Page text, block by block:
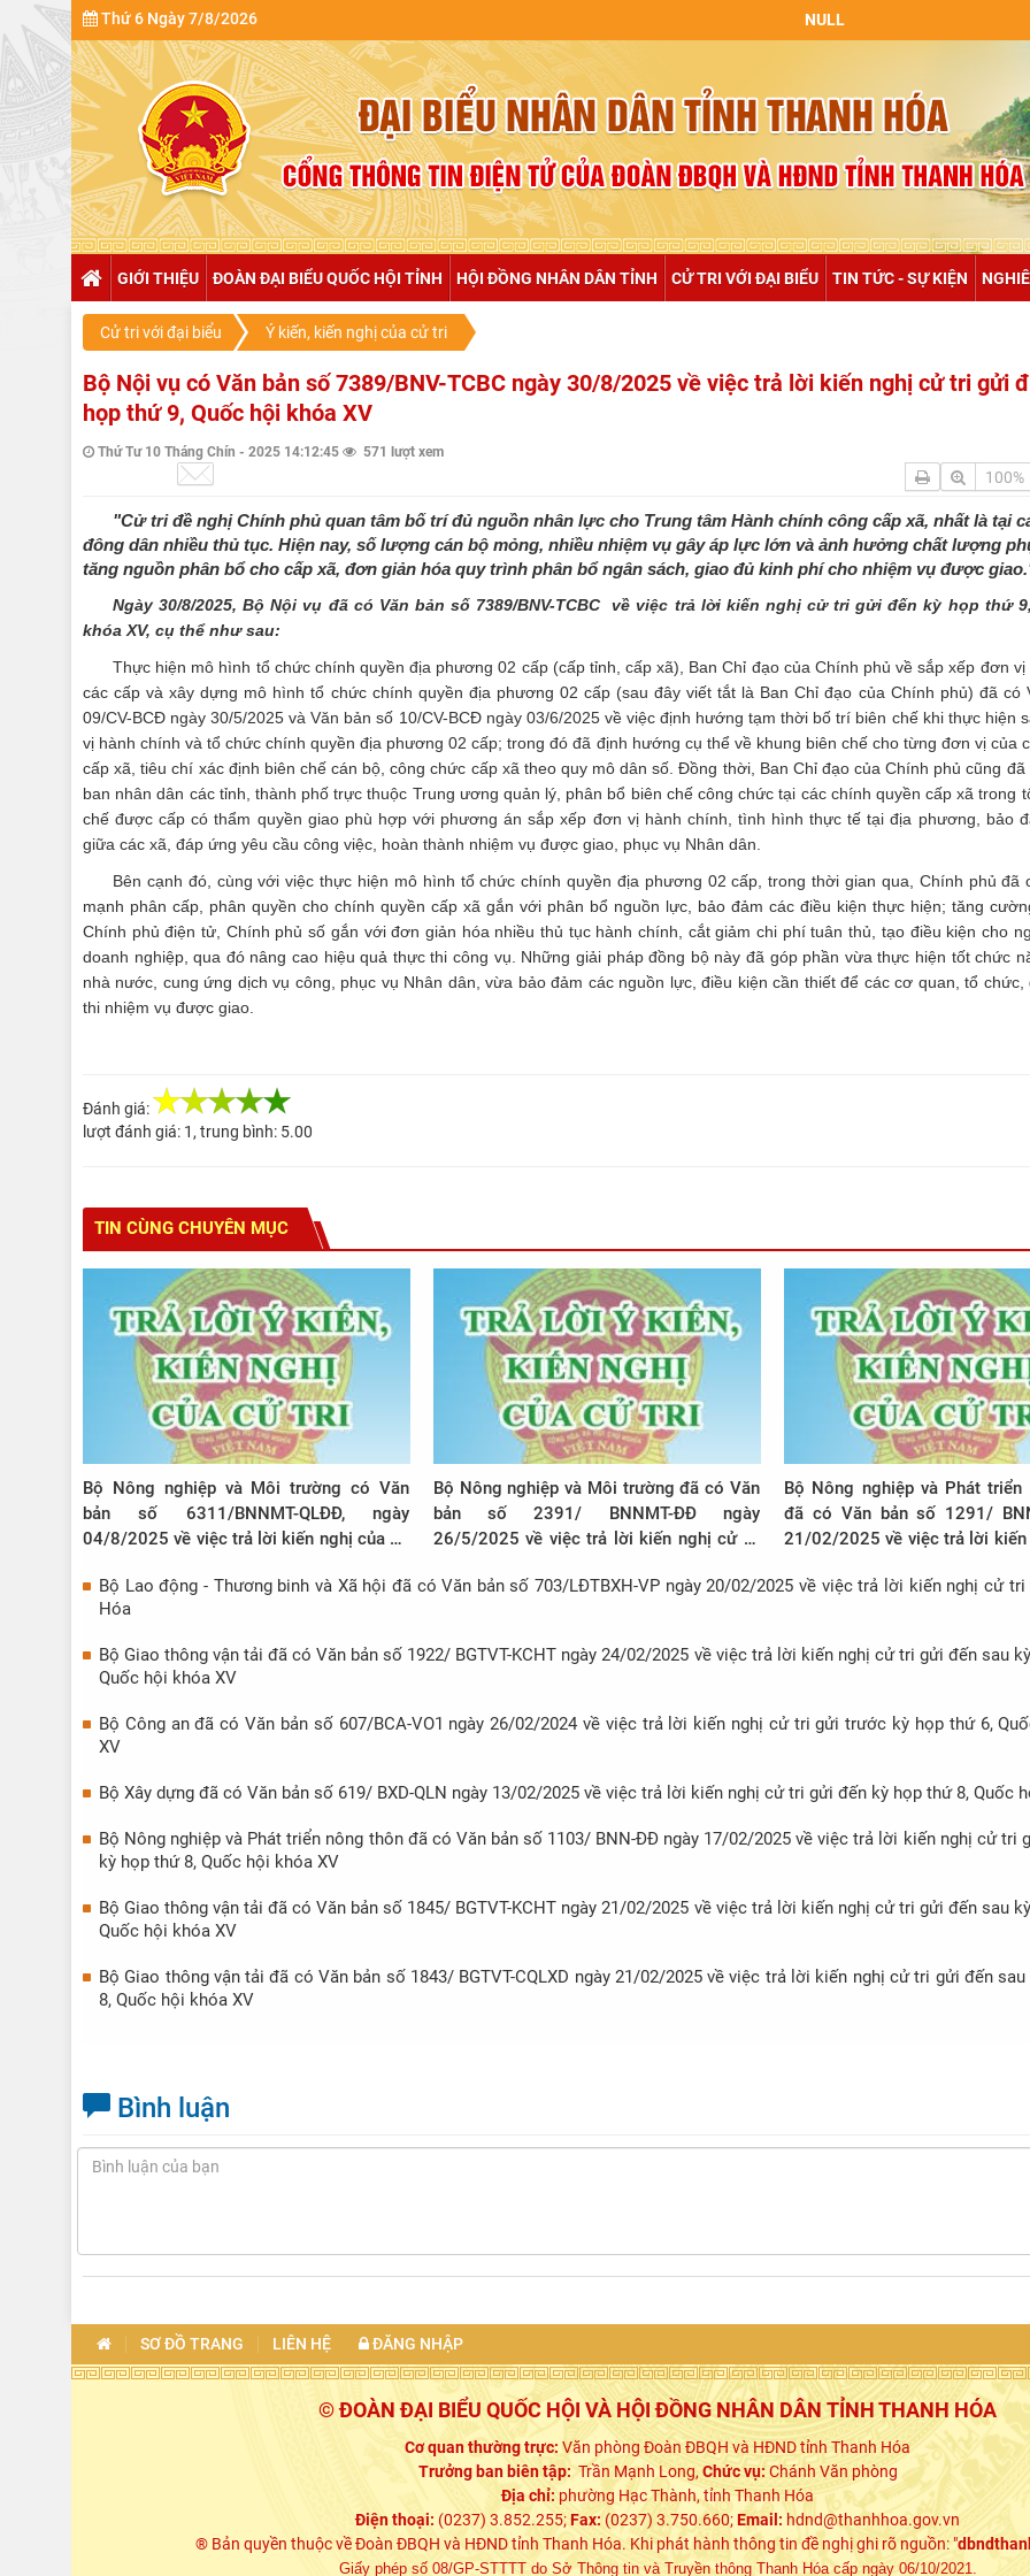
Thứ 6 Ngày 7/8/2026
GIỚI THIỆU ĐOÀN ĐẠI BIỂU QUỐC HỘI TỈNH HỘI ĐỒNG NHÂN DÂN TỈNH CỬ TRI VỚI ĐẠI BIỂU TIN TỨC - SỰ KIỆN
Cử tri với đại biểu Ý kiến, kiến nghị của cử tri
Bộ Nội vụ có Văn bản số 7389/BNV-TCBC ngày 30/8/2025 về việc trả lời kiến nghị cử tri gửi
họp thứ 9, Quốc hội khóa XV
Thứ Tư 10 Tháng Chín - 2025 14:12:45 571 lượt xem
100%
"Cử tri đề nghị Chính phủ quan tâm bố trí đủ nguồn nhân lực cho Trung tâm Hành chính công cấp xã, nhất là tại
đông dân nhiều thủ tục. Hiện nay, số lượng cán bộ mỏng, nhiều nhiệm vụ gây áp lực lớn và ảnh hưởng chất lượng
tăng nguồn phân bổ cho cấp xã, đơn giản hóa quy trình phân bổ ngân sách, giao đủ kinh phí cho nhiệm vụ được
Ngày 30/8/2025, Bộ Nội vụ đã có Văn bản số 7389/BNV-TCBC về việc trả lời kiến nghị cử tri gửi đến kỳ họp thứ
khóa XV, cụ thể như sau:
Thực hiện mô hình tổ chức chính quyền địa phương 02 cấp (cấp tỉnh, cấp xã), Ban Chỉ đạo của Chính phủ về sắp xếp đơn vị
các cấp và xây dựng mô hình tổ chức chính quyền địa phương 02 cấp (sau đây viết tắt là Ban Chỉ đạo của Chính phủ) đã có
09/CV-BCĐ ngày 30/5/2025 và Văn bản số 10/CV-BCĐ ngày 03/6/2025 về việc định hướng tạm thời bố trí biên chế khi thực hiện
vị hành chính và tổ chức chính quyền địa phương 02 cấp; trong đó đã định hướng cụ thể về khung biên chế cho từng đơn vị của
cấp xã, tiêu chí xác định biên chế cán bộ, công chức cấp xã theo quy mô dân số. Đồng thời, Ban Chỉ đạo của Chính phủ cũng đã
ban nhân dân các tỉnh, thành phố trực thuộc Trung ương quản lý, phân bổ biên chế công chức tại các chính quyền cấp xã trong
chế được cấp có thẩm quyền giao phù hợp với phương án sắp xếp đơn vị hành chính, tình hình thực tế tại địa phương, bảo
giữa các xã, đáp ứng yêu cầu công việc, hoàn thành nhiệm vụ được giao, phục vụ Nhân dân.
Bên cạnh đó, cùng với việc thực hiện mô hình tổ chức chính quyền địa phương 02 cấp, trong thời gian qua, Chính phủ đã
mạnh phân cấp, phân quyền cho chính quyền cấp xã gắn với phân bổ nguồn lực, bảo đảm các điều kiện thực hiện; tăng
Chính phủ điện tử, Chính phủ số gắn với đơn giản hóa nhiều thủ tục hành chính, cắt giảm chi phí tuân thủ, tạo điều kiện cho
doanh nghiệp, qua đó nâng cao hiệu quả thực thi công vụ. Những giải pháp đồng bộ này đã góp phần vừa thực hiện tốt chức
nhà nước, cung ứng dịch vụ công, phục vụ Nhân dân, vừa bảo đảm các nguồn lực, điều kiện cần thiết để các cơ quan, tổ
thi nhiệm vụ được giao.
Đánh giá:
lượt đánh giá: 1 , trung bình: 5.00
TIN CÙNG CHUYÊN MỤC
Bộ Nông nghiệp và Môi trường có Văn
bản số 6311/BNNMT-QLĐĐ, ngày
04/8/2025 về việc trả lời kiến nghị của cử
Bộ Nông nghiệp và Môi trường đã có Văn
bản số 2391/ BNNMT-ĐĐ ngày
26/5/2025 về việc trả lời kiến nghị cử tri
XV
Bộ Nông nghiệp và Phát triển
đã có Văn bản số 1291/
21/02/2025 về việc trả lời kiến
XV
Bộ Lao động - Thương binh và Xã hội đã có Văn bản số 703/LĐTBXH-VP ngày 20/02/2025 về việc trả lời kiến nghị cử tri
Hóa
Bộ Giao thông vận tải đã có Văn bản số 1922/ BGTVT-KCHT ngày 24/02/2025 về việc trả lời kiến nghị cử tri gửi đến sau
Quốc hội khóa XV
Bộ Công an đã có Văn bản số 607/BCA-VO1 ngày 26/02/2024 về việc trả lời kiến nghị cử tri gửi trước kỳ họp thứ 6,
XV
Bộ Xây dựng đã có Văn bản số 619/ BXD-QLN ngày 13/02/2025 về việc trả lời kiến nghị cử tri gửi đến kỳ họp thứ 8, Quốc
Bộ Nông nghiệp và Phát triển nông thôn đã có Văn bản số 1103/ BNN-ĐĐ ngày 17/02/2025 về việc trả lời kiến nghị cử tri
kỳ họp thứ 8, Quốc hội khóa XV
Bộ Giao thông vận tải đã có Văn bản số 1845/ BGTVT-KCHT ngày 21/02/2025 về việc trả lời kiến nghị cử tri gửi đến sau
Quốc hội khóa XV
Bộ Giao thông vận tải đã có Văn bản số 1843/ BGTVT-CQLXD ngày 21/02/2025 về việc trả lời kiến nghị cử tri gửi đến
8, Quốc hội khóa XV
Bình luận
SƠ ĐỒ TRANG LIÊN HỆ ĐĂNG NHẬP
© ĐOÀN ĐẠI BIỂU QUỐC HỘI VÀ HỘI ĐỒNG NHÂN DÂN TỈNH THANH HÓA
Cơ quan thường trực: Văn phòng Đoàn ĐBQH và HĐND tỉnh Thanh Hóa
Trưởng ban biên tập:Trần Mạnh Long,Chức vụ:Chánh Văn phòng
Địa chỉ:phường Hạc Thành, tỉnh Thanh Hóa
Điện thoại: (0237) 3.852.255;Fax:(0237) 3.750.660;Email: hdnd@thanhhoa.gov.vn
® Bản quyền thuộc về Đoàn ĐBQH và HĐND tỉnh Thanh Hóa. Khi phát hành thông tin đề nghị ghi rõ nguồn: "
Giấy phép số 08/GP-STTTT do Sở Thông tin và Truyền thông Thanh Hóa cấp ngày 06/10/2021.